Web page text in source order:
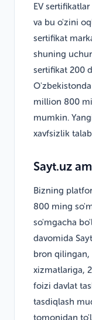
EV
va bu o'zini
sertifikat
shuning
sertifikat 200
million 800
mumkin.
xavfsizlik
Sayt.uz
Bizning
800 ming
so'mgacha
davomida
bron
xizmatlariga,
foizi davlat
tasdiqlash
tomonidan